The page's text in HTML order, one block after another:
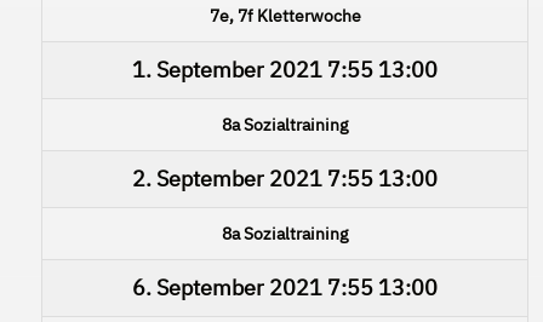
7e, 7f Kletterwoche
1. September 2021 7:55 13:00
8a Sozialtraining
2. September 2021 7:55 13:00
8a Sozialtraining
6. September 2021 7:55 13:00